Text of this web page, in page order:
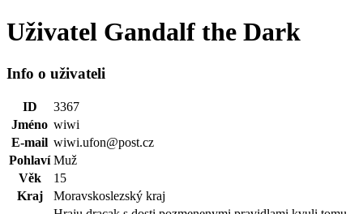
Uživatel Gandalf the Dark
Info o uživateli
ID
3367
Jméno wiwi
E-mail wiwi.ufon@post.cz
Pohlaví Muž
Věk
15
Kraj
Moravskoslezský kraj